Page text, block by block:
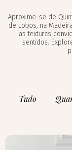
Aproxime-se de
de Lobos, na
as texturas
sentidos.
Tudo